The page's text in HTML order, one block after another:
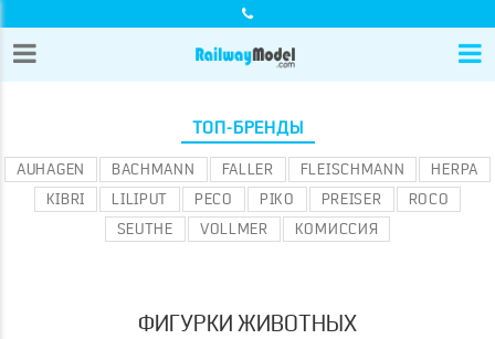
ТОП-БРЕНДЫ
AUHAGEN BACHMANN FALLER FLEISCHMANN
HERPA
KIBRI
LILIPUT PECO PIKO PREISER
ROCO
SEUTHE
VOLLMER КОМИССИЯ
ФИГУРКИ ЖИВОТНЫХ